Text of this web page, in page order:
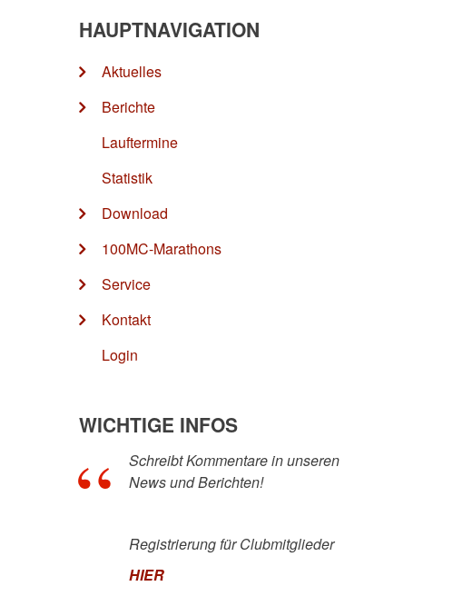
HAUPTNAVIGATION
Aktuelles
Berichte
Lauftermine
Statistik
Download
100MC-Marathons
Service
Kontakt
Login
WICHTIGE INFOS
Schreibt Kommentare in unseren
News und Berichten!
Registrierung für Clubmitglieder
HIER